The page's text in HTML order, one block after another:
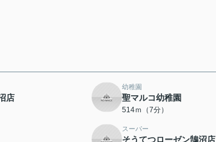
店
幼稚園
聖マルコ幼稚園
514ｍ（7分）
スーパー
そうてつローゼン鵠沼店